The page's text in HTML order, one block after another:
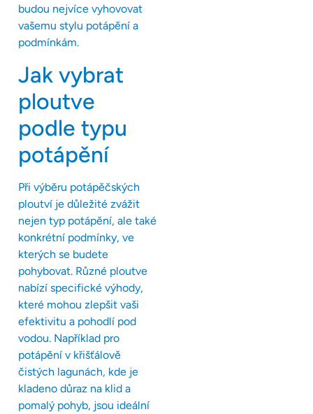
budou nejvíce vyhovovat
vašemu stylu potápění a
podmínkám.
Jak vybrat
ploutve
podle typu
potápění
Při výběru potápěčských
ploutví je důležité zvážit
nejen typ potápění, ale také
konkrétní podmínky, ve
kterých se budete
pohybovat. Různé ploutve
nabízí specifické výhody,
které mohou zlepšit vaši
efektivitu a pohodlí pod
vodou. Například pro
potápění v křišťálově
čistých lagunách, kde je
kladeno důraz na klid a
pomalý pohyb, jsou ideální